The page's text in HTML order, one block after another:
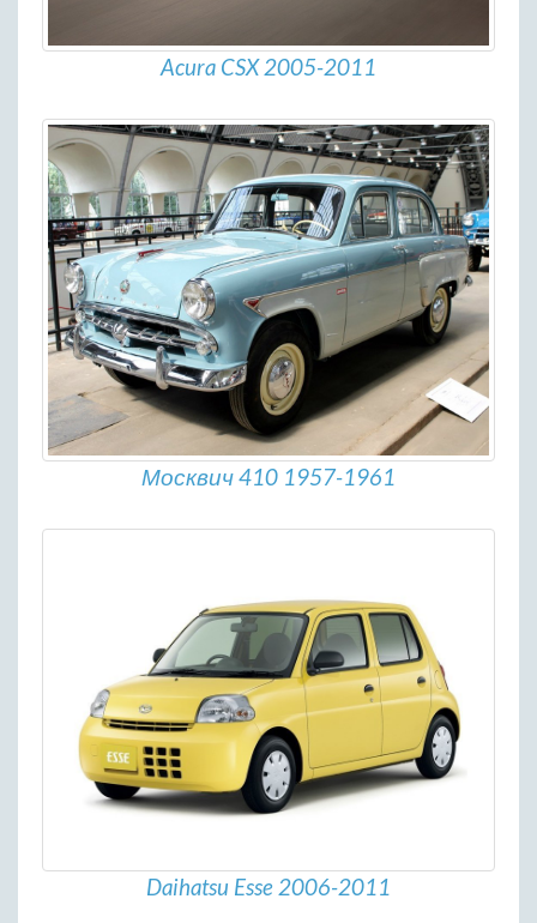
Acura CSX 2005-2011
Москвич 410 1957-1961
Daihatsu Esse 2006-2011